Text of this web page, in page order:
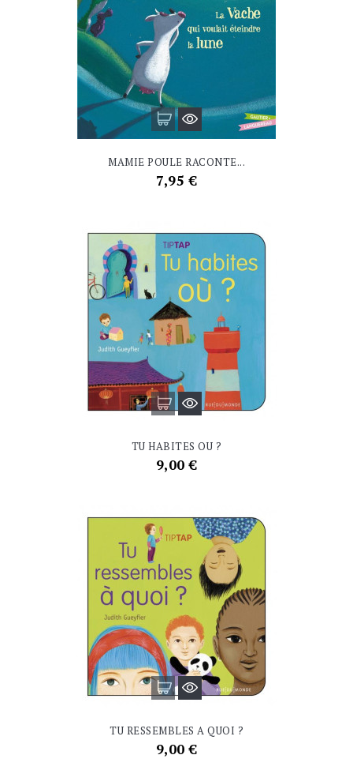
MAMIE POULE RACONTE...
Prix
7,95 €
TU HABITES OU ?
Prix
9,00 €
TU RESSEMBLES A QUOI ?
Prix
9,00 €